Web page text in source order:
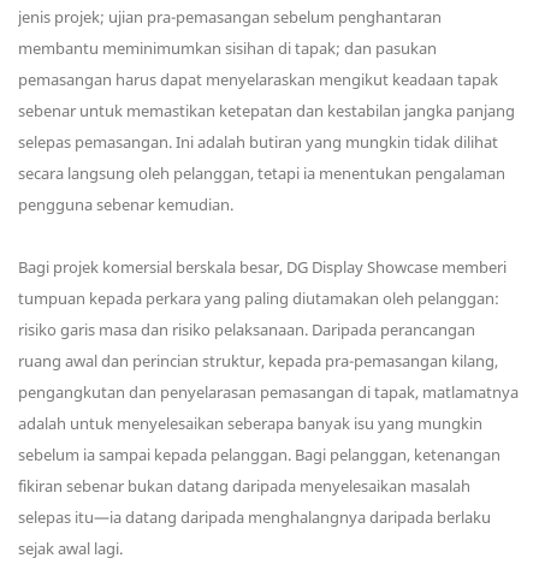
jenis projek; ujian pra-pemasangan sebelum penghantaran
membantu meminimumkan sisihan di tapak; dan pasukan
pemasangan harus dapat menyelaraskan mengikut keadaan tapak
sebenar untuk memastikan ketepatan dan kestabilan jangka panjang
selepas pemasangan. Ini adalah butiran yang mungkin tidak dilihat
secara langsung oleh pelanggan, tetapi ia menentukan pengalaman
pengguna sebenar kemudian.
Bagi projek komersial berskala besar, DG Display Showcase memberi
tumpuan kepada perkara yang paling diutamakan oleh pelanggan:
risiko garis masa dan risiko pelaksanaan. Daripada perancangan
ruang awal dan perincian struktur, kepada pra-pemasangan kilang,
pengangkutan dan penyelarasan pemasangan di tapak, matlamatnya
adalah untuk menyelesaikan seberapa banyak isu yang mungkin
sebelum ia sampai kepada pelanggan. Bagi pelanggan, ketenangan
fikiran sebenar bukan datang daripada menyelesaikan masalah
selepas itu—ia datang daripada menghalangnya daripada berlaku
sejak awal lagi.